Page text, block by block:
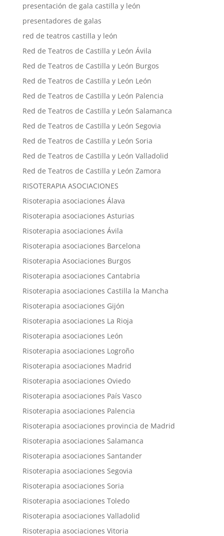
presentación de gala castilla y león
presentadores de galas
red de teatros castilla y león
Red de Teatros de Castilla y León Ávila
Red de Teatros de Castilla y León Burgos
Red de Teatros de Castilla y León León
Red de Teatros de Castilla y León Palencia
Red de Teatros de Castilla y León Salamanca
Red de Teatros de Castilla y León Segovia
Red de Teatros de Castilla y León Soria
Red de Teatros de Castilla y León Valladolid
Red de Teatros de Castilla y León Zamora
RISOTERAPIA ASOCIACIONES
Risoterapia asociaciones Álava
Risoterapia asociaciones Asturias
Risoterapia asociaciones Ávila
Risoterapia asociaciones Barcelona
Risoterapia Asociaciones Burgos
Risoterapia asociaciones Cantabria
Risoterapia asociaciones Castilla la Mancha
Risoterapia asociaciones Gijón
Risoterapia asociaciones La Rioja
Risoterapia asociaciones León
Risoterapia asociaciones Logroño
Risoterapia asociaciones Madrid
Risoterapia asociaciones Oviedo
Risoterapia asociaciones País Vasco
Risoterapia asociaciones Palencia
Risoterapia asociaciones provincia de Madrid
Risoterapia asociaciones Salamanca
Risoterapia asociaciones Santander
Risoterapia asociaciones Segovia
Risoterapia asociaciones Soria
Risoterapia asociaciones Toledo
Risoterapia asociaciones Valladolid
Risoterapia asociaciones Vitoria